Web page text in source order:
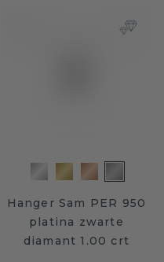
Hanger Sam PER 950
platina zwarte
diamant 1.00 crt